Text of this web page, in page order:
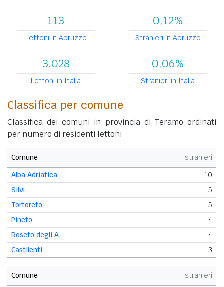
113
Lettoni in Abruzzo
0,12%
Stranieri in Abruzzo
3.028
Lettoni in Italia
0,06%
Stranieri in Italia
Classifica per comune
Classifica dei comuni in provincia di Teramo ordinati
per numero di residenti lettoni
Comune
stranieri
Alba Adriatica
10
Silvi
5
Tortoreto
5
Pineto
4
Roseto degli A.
4
Castilenti
3
Comune
stranieri